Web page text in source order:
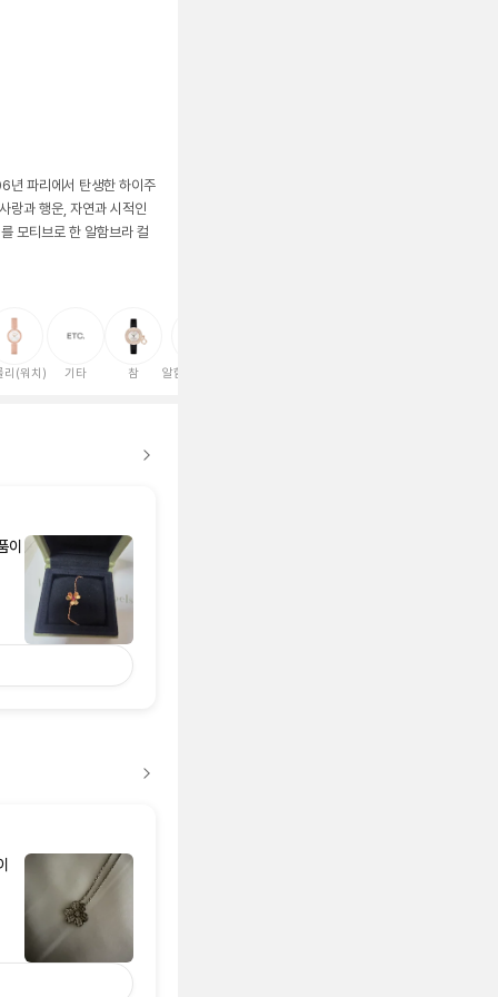
파리에서 탄생한 하이주
랑과 행운, 자연과 시적인
모티브로 한 알함브라 컬
리(워치) 기타 참 알함브라(워치)
이